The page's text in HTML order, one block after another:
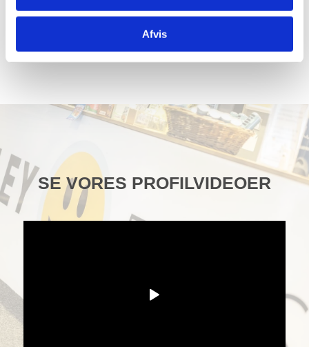
Afvis
Se personlige trænere
SE VORES PROFILVIDEOER